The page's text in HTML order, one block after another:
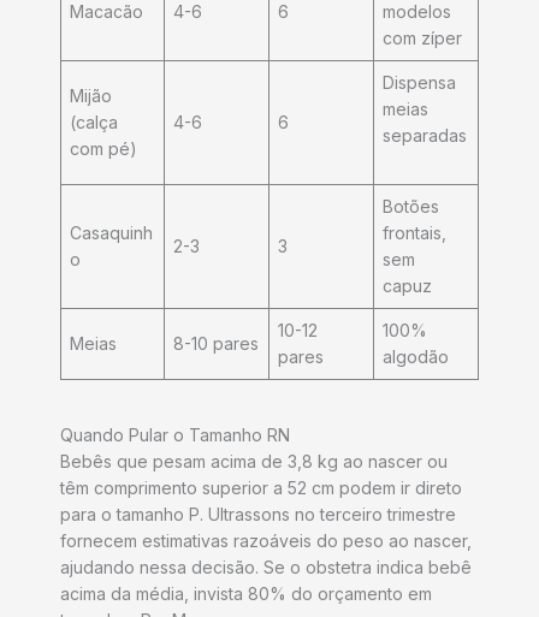
Macacão 4-6 6
modelos
com zíper
Mijão
(calça
com pé)
4-6 6
Dispensa
meias
separadas
Casaquinh
o
2-3 3
Botões
frontais,
sem
capuz ​
Meias 8-10 pares
10-12
pares
100%
algodão ​
Quando Pular o Tamanho RN
Bebês que pesam acima de 3,8 kg ao nascer ou
têm comprimento superior a 52 cm podem ir direto
para o tamanho P. Ultrassons no terceiro trimestre
fornecem estimativas razoáveis do peso ao nascer,
ajudando nessa decisão. Se o obstetra indica bebê
acima da média, invista 80% do orçamento em